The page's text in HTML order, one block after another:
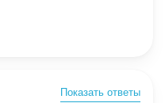
Показать ответы